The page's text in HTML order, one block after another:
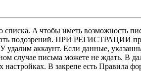
A чтобы иметь возможность
подозрений. ПРИ РЕГИСТРАЦИИ
аккаунт. Если данные,
случае письма можете не ждать. В
В закрепе есть Правила